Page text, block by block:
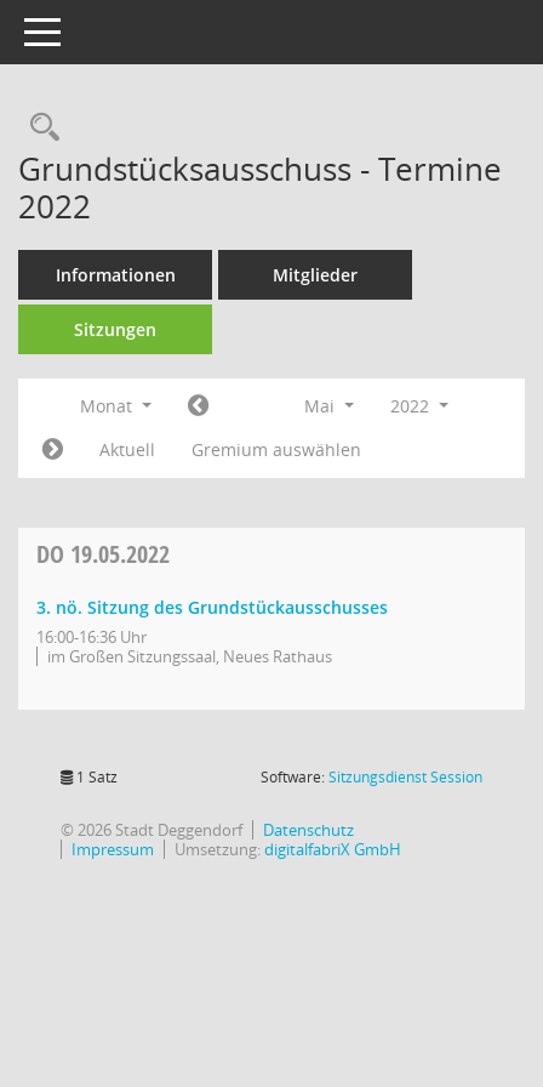
Toggle navigation
Rechercheauswahl
Grundstücksausschuss - Termine
2022
Informationen Mitglieder
Sitzungen
Monat Mai
2022
Aktuell
Gremium auswählen
DO 19.05.2022
3. nö. Sitzung des Grundstückausschusses
16:00-16:36 Uhr
im Großen Sitzungssaal, Neues Rathaus
1 Satz Software:SitzungsdienstSession(Wird in
© 2026 Stadt Deggendorf
Datenschutz
Impressum
Umsetzung:digitalfabriX GmbH